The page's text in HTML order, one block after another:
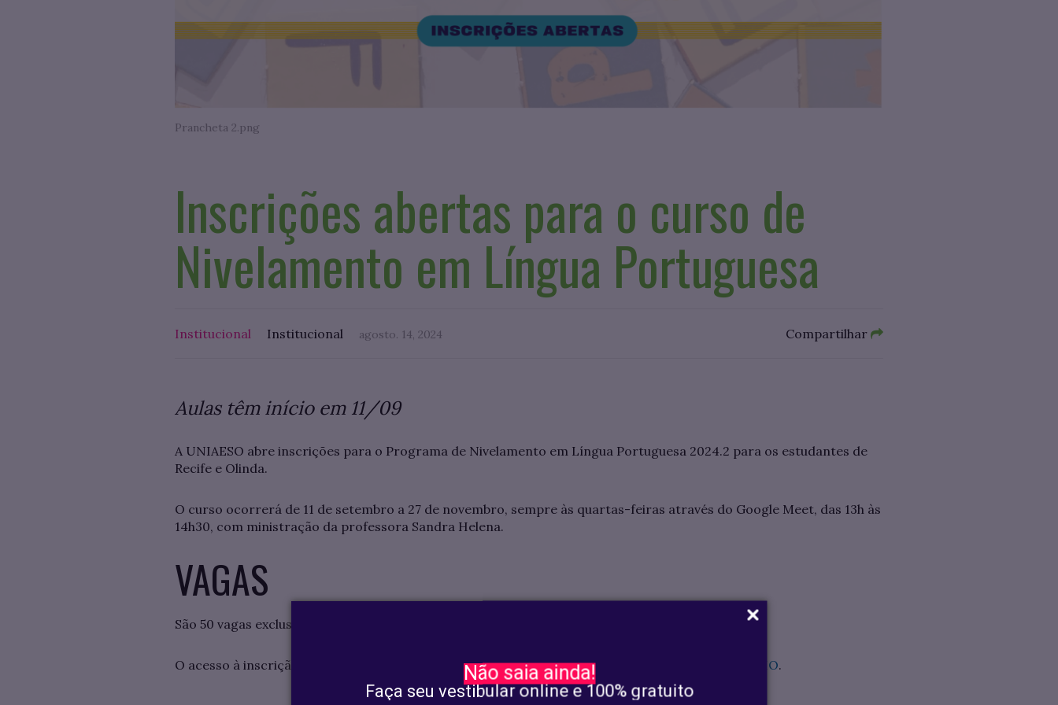
Não saia ainda!
Faça seu vestibular online e 100% gratuito
Prancheta 2.png
Inscrições abertas para o curso de
Nivelamento em Língua Portuguesa
Institucional Institucional agosto. 14, 2024 Compartilhar
Aulas têm início em 11/09
A UNIAESO abre inscrições para o Programa de Nivelamento em Língua Portuguesa 2024.2 para os estudantes de
Recife e Olinda.
O curso ocorrerá de 11 de setembro a 27 de novembro, sempre às quartas-feiras através do Google Meet, das 13h às
14h30, com ministração da professora Sandra Helena.
VAGAS
São 50 vagas exclusivas para os estudantes matriculados na instituição.
O acesso à inscrição deve ser feito utilizando o email institucional, preenchendo este FORMULÁRIO.